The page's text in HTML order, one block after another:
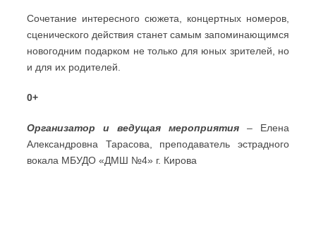
Сочетание интересного сюжета, концертных номеров,
сценического действия станет самым запоминающимся
новогодним подарком не только для юных зрителей, но
и для их родителей.
0+
Организатор и ведущая мероприятия – Елена
Александровна Тарасова, преподаватель эстрадного
вокала МБУДО «ДМШ №4» г. Кирова